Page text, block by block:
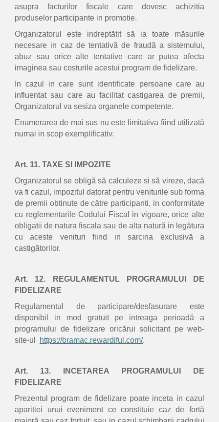
asupra facturilor fiscale care dovesc achizitia
produselor participante in promotie.
Organizatorul este indreptătit să ia toate măsurile
necesare in caz de tentativă de fraudă a sistemului,
abuz sau orice alte tentative care ar putea afecta
imaginea sau costurile acestui program de fidelizare.
In cazul in care sunt identificate persoane care au
influentat sau care au facilitat castigarea de premii,
Organizatorul va sesiza organele competente.
Enumerarea de mai sus nu este limitativa fiind utilizată
numai in scop exemplificativ.
Art. 11. TAXE SI IMPOZITE
Organizatorul se obligă să calculeze si să vireze, dacă
va fi cazul, impozitul datorat pentru veniturile sub forma
de premii obtinute de către participanti, in conformitate
cu reglementarile Codului Fiscal in vigoare, orice alte
obligatii de natura fiscala sau de alta natură in legătura
cu aceste venituri fiind in sarcina exclusivă a
castigătorilor.
Art. 12. REGULAMENTUL PROGRAMULUI DE
FIDELIZARE
Regulamentul de participare/desfasurare este
disponibil in mod gratuit pe intreaga perioadă a
programului de fidelizare oricărui solicitant pe web-
site-ul
https://bramac.rewardiful.com/.
Art. 13. INCETAREA PROGRAMULUI DE
FIDELIZARE
Prezentul program de fidelizare poate inceta in cazul
aparitiei unui eveniment ce constituie caz de fortă